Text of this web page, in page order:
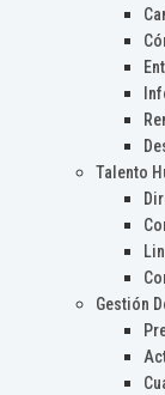
Talento
Gestión